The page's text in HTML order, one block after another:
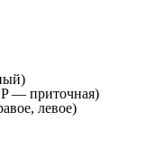
— приточная)
левое)